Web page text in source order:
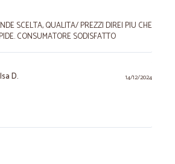
SCELTA, QUALITA/ PREZZI DIREI PIU CHE
CONSUMATORE SODISFATTO
14/12/2024
D.